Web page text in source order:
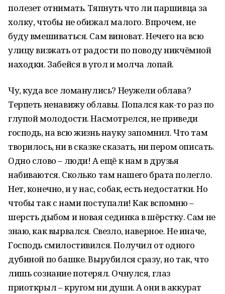
полезет отнимать. Тяпнуть что ли паршивца за
холку, чтобы не обижал малого. Впрочем, не
буду вмешиваться. Сам виноват. Нечего на всю
улицу визжать от радости по поводу никчёмной
находки. Забейся в угол и молча лопай.
Чу, куда все ломанулись? Неужели облава?
Терпеть ненавижу облавы. Попался как-то раз по
глупой молодости. Насмотрелся, не приведи
господь, на всю жизнь науку запомнил. Что там
творилось, ни в сказке сказать, ни пером описать.
Одно слово – люди! А ещё к нам в друзья
набиваются. Сколько там нашего брата полегло.
Нет, конечно, и у нас, собак, есть недостатки. Но
чтобы так с нами поступали! Как вспомню –
шерсть дыбом и новая сединка в шёрстку. Сам не
знаю, как вырвался. Свезло, наверное. Не иначе,
Господь смилостивился. Получил от одного
дубиной по башке. Вырубился сразу, но так, что
лишь сознание потерял. Очнулся, глаз
приоткрыл – кругом ни души. А они в аккурат